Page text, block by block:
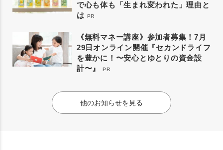
で心も体も「生まれ変われた」理由と
は PR
《無料マネー講座》参加者募集！7月
29日オンライン開催『セカンドライフ
を豊かに！〜安心とゆとりの資金設
計〜』
PR
他のお知らせを見る